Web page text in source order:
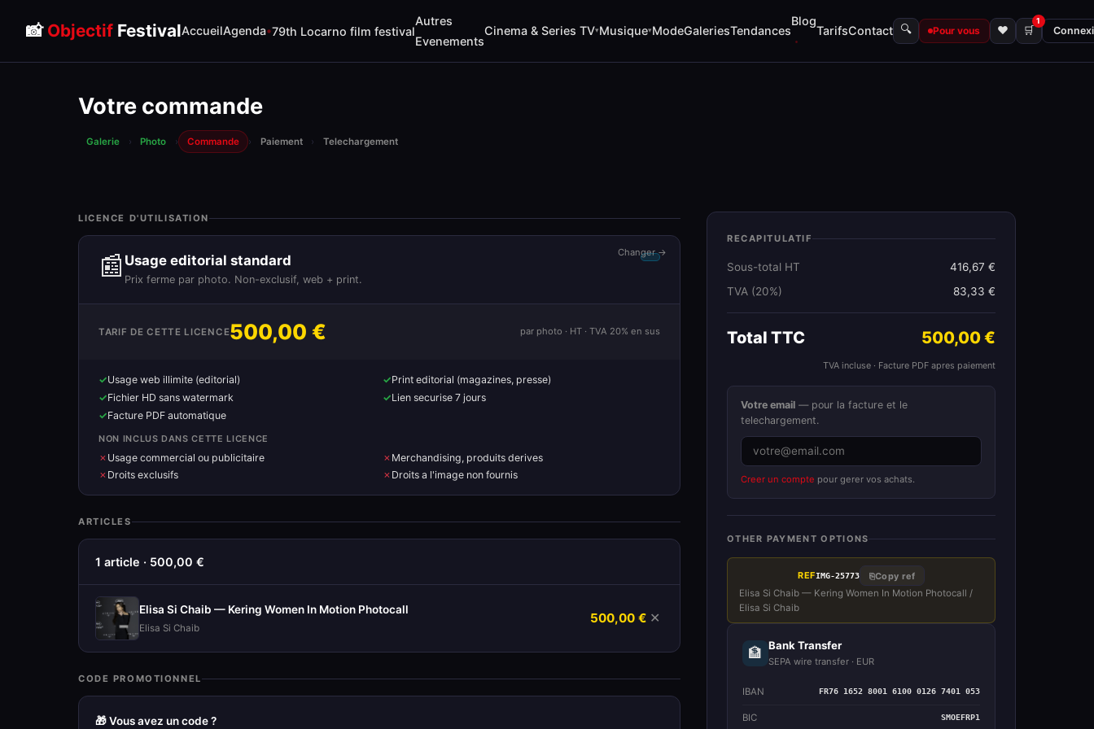
📸 Objectif FestivalAccueilAgenda 79th Locarno film festival
Autres
Evenements
Cinema & Series TV▾Musique▾ModeGaleriesTendances
Blog
TarifsContact 🔍 Pour vous ♥ 🛒
1
Votre commande
Galerie › Photo › Commande › Paiement › Telechargement
LICENCE D'UTILISATION
📰 Usage editorial standard
Prix ferme par photo. Non-exclusif, web + print.
Changer →
TARIF DE CETTE LICENCE500,00 € par photo · HT · TVA 20% en sus
Usage web illimite (editorial)
Print editorial (magazines, presse)
Fichier HD sans watermark
Lien securise 7 jours
Facture PDF automatique
NON INCLUS DANS CETTE LICENCE
Usage commercial ou publicitaire
Merchandising, produits derives
Droits exclusifs
Droits a l'image non fournis
ARTICLES
1 article · 500,00 €
Elisa Si Chaib — Kering Women In Motion Photocall
Elisa Si Chaib
500,00 € ✕
CODE PROMOTIONNEL
🎁 Vous avez un code ?
RECAPITULATIF
Sous-total HT
416,67 €
TVA (20%)
83,33 €
Total TTC 500,00 €
TVA incluse · Facture PDF apres paiement
Votre email — pour la facture et le
telechargement.
Creer un compte pour gerer vos achats.
OTHER PAYMENT OPTIONS
REFIMG-25773 ⎘Copy ref
Elisa Si Chaib — Kering Women In Motion Photocall /
Elisa Si Chaib
🏦 Bank Transfer
SEPA wire transfer · EUR
IBAN FR76 1652 8001 6100 0126 7401 053
BIC SMOEFRP1